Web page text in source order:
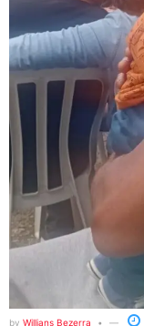
by Willians Bezerra